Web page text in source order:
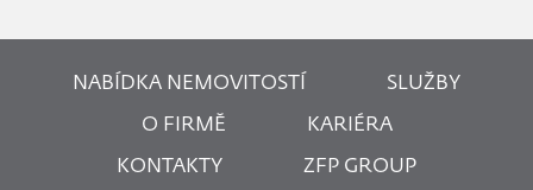
NABÍDKA NEMOVITOSTÍ SLUŽBY
O FIRMĚ KARIÉRA
KONTAKTY ZFP GROUP